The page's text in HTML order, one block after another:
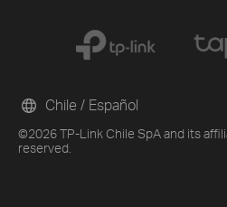
©2026 TP-Link Chile SpA and its
reserved.
Chile / Español